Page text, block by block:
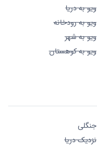
ویو به دریا
ویو به رودخانه
ویو به شهر
ویو به کوهستان
جنگلی
نزدیک دریا